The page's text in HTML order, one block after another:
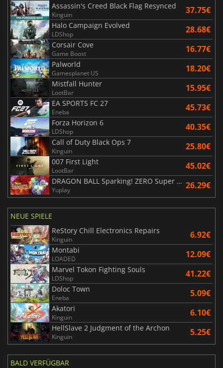
Assassin's Creed Black Flag Resynced
Kinguin 37.75€
Halo Campaign Evolved
LDShop 28.68€
Corsair Cove
Game Boost 16.77€
Palworld
Gamesplanet US 18.20€
Mistfall Hunter
LootBar 15.95€
EA SPORTS FC 27
Eneba 45.73€
Forza Horizon 6
LDShop 40.35€
Call of Duty Black Ops 7
Kinguin 25.80€
007 First Light
LootBar 45.02€
DRAGON BALL Sparking! ZERO Super Limit Breaking NEO
Yuplay 26.29€
NEUE SPIELE
ReStory Chill Electronics Repairs
Kinguin 6.92€
Montabi
LOADED 12.09€
Marvel Tokon Fighting Souls
LDShop 41.22€
Doloc Town
Eneba 5.09€
Akatori
Kinguin 6.10€
HellSlave 2 Judgment of the Archon
Kinguin 5.25€
BALD VERFÜGBAR